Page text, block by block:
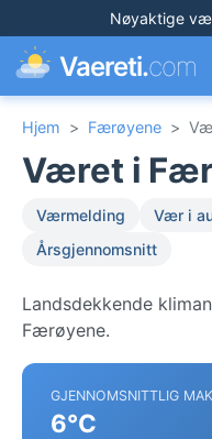
Nøyaktige
Vaereti.com
Hjem > Færøyene >
Været i
Værmelding Vær i
Årsgjennomsnitt
Landsdekkende
Færøyene.
GJENNOMSNITTLIG
6°C